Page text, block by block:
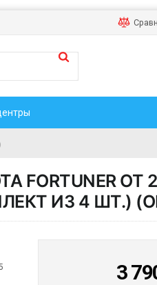
FORTUNER ОТ
ИЗ 4 ШТ.)
3